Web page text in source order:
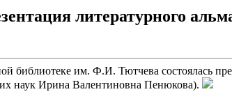
литературного
библиотеке им. Ф.И. Тютчева состоялась
наук Ирина Валентиновна Пенюкова).